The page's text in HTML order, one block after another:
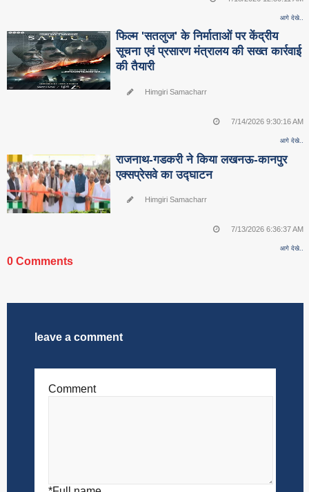
आगे देखे..
फिल्म 'सतलुज' के निर्माताओं पर केंद्रीय
सूचना एवं प्रसारण मंत्रालय की सख्त कार्रवाई
की तैयारी
Himgiri Samacharr
7/14/2026 9:30:16 AM
आगे देखे..
राजनाथ-गडकरी ने किया लखनऊ-कानपुर
एक्सप्रेसवे का उद्घाटन
Himgiri Samacharr
7/13/2026 6:36:37 AM
आगे देखे..
0 Comments
leave a comment
Comment